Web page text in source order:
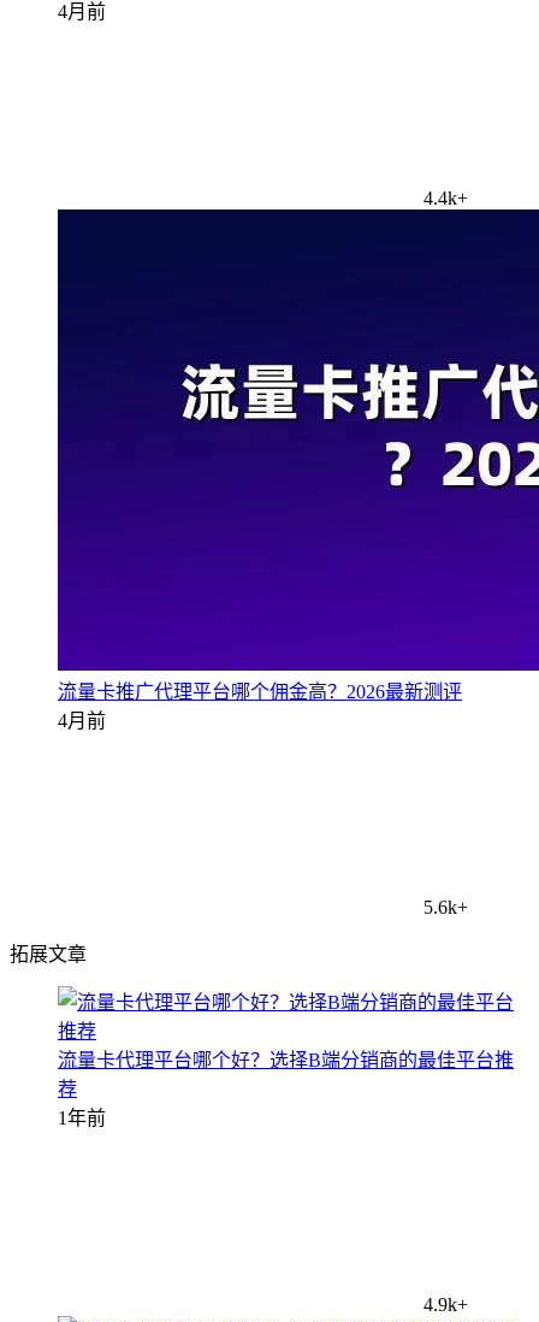
4月前
4.4k+
流量卡推广代理平台哪个佣金高？2026最新测评
4月前
5.6k+
拓展文章
流量卡代理平台哪个好？选择B端分销商的最佳平台推
荐
1年前
4.9k+